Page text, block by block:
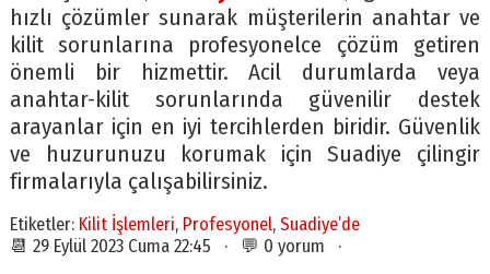
hızlı çözümler sunarak müşterilerin anahtar ve
kilit sorunlarına profesyonelce çözüm getiren
önemli bir hizmettir. Acil durumlarda veya
anahtar-kilit sorunlarında güvenilir destek
arayanlar için en iyi tercihlerden biridir. Güvenlik
ve huzurunuzu korumak için Suadiye çilingir
firmalarıyla çalışabilirsiniz.
Etiketler: Kilit İşlemleri, Profesyonel, Suadiye’de
📆 29 Eylül 2023 Cuma 22:45 · 💬 0 yorum ·